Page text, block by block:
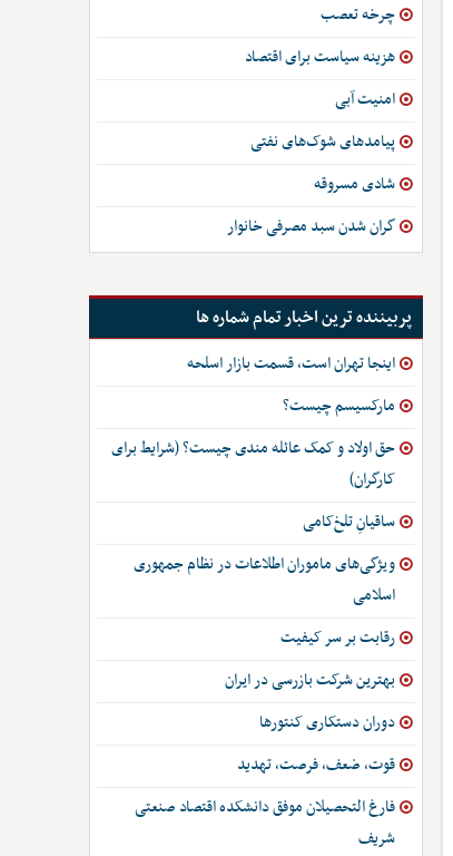
چرخه تعصب
هزینه سیاست برای اقتصاد
امنیت آبی
پیامدهای شوک‌های نفتی
شادی مسروقه
گران شدن سبد مصرفی خانوار
پربیننده ترین اخبار تمام شماره ها
اینجا تهران است، قسمت بازار اسلحه
مارکسیسم چیست؟
حق اولاد و کمک عائله مندی چیست؟ (شرایط برای
کارگران)
ساقیانِ تلخ‌کامی
ویژگی‌های ماموران اطلاعات در نظام جمهوری
اسلامی
رقابت بر سر کیفیت
بهترین شرکت بازرسی در ایران
دوران دستکاری کنتورها
قوت، ضعف، فرصت، تهدید
فارغ التحصیلان موفق دانشکده اقتصاد صنعتی
شریف